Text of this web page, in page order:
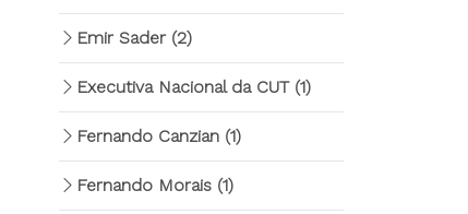
Emir Sader (2)
Executiva Nacional da CUT (1)
Fernando Canzian (1)
Fernando Morais (1)